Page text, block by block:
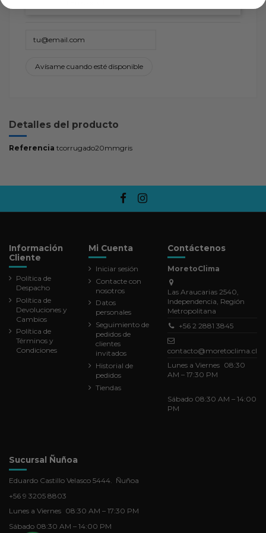
Detalles del producto
Referencia tcorrugado20mmgris
Información
Cliente
Política de
Despacho
Política de
Devoluciones y
Cambios
Política de
Términos y
Condiciones
Mi Cuenta
Iniciar sesión
Contacte con
nosotros
Datos
personales
Seguimiento de
pedidos de
clientes
invitados
Historial de
pedidos
Tiendas
Contáctenos
MoretoClima
Las Araucarias 2540,
Independencia, Región
Metropolitana
+56 2 2881 3845
contacto@moretoclima.cl
Lunes a Viernes 08:30
AM – 17:30 PM
Sábado 08:30 AM – 14:00
PM
Sucursal Ñuñoa
Eduardo Castillo Velasco 5444. Ñuñoa
+56 9 3205 8803
Lunes a Viernes 08:30 AM – 17:30 PM
Sábado 08:30 AM – 14:00 PM